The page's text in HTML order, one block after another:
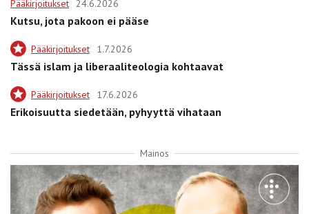
Pääkirjoitukset 24.6.2026
Kutsu, jota pakoon ei pääse
Pääkirjoitukset 1.7.2026
Tässä islam ja liberaaliteologia kohtaavat
Pääkirjoitukset 17.6.2026
Erikoisuutta siedetään, pyhyyttä vihataan
Mainos